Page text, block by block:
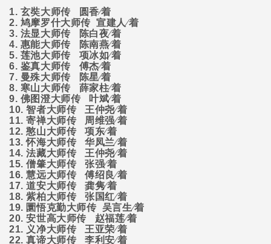
1. 玄奘大师传
圆香∕着
2. 鸠摩罗什大师传
宣建人∕着
3. 法显大师传
陈白夜∕着
4. 惠能大师传
陈南燕∕着
5. 莲池大师传
项冰如∕着
6. 鉴真大师传
傅杰∕着
7. 曼殊大师传
陈星∕着
8. 寒山大师传
薛家柱∕着
9. 佛图澄大师传
叶斌∕着
10.智者大师传
王仲尧∕着
11.寄禅大师传
周维强∕着
12.憨山大师传
项东∕着
13.怀海大师传
华凤兰∕着
14.法藏大师传
王仲尧∕着
15.僧肇大师传
张强∕着
16.慧远大师传
傅绍良∕着
17.道安大师传
龚隽∕着
18.紫柏大师传
张国红∕着
19. 圜悟克勤大师传 吴言生∕着
20.安世高大师传
赵福莲∕着
21. 义净大师传
王亚荣∕着
22.真谛大师传 李利安∕着